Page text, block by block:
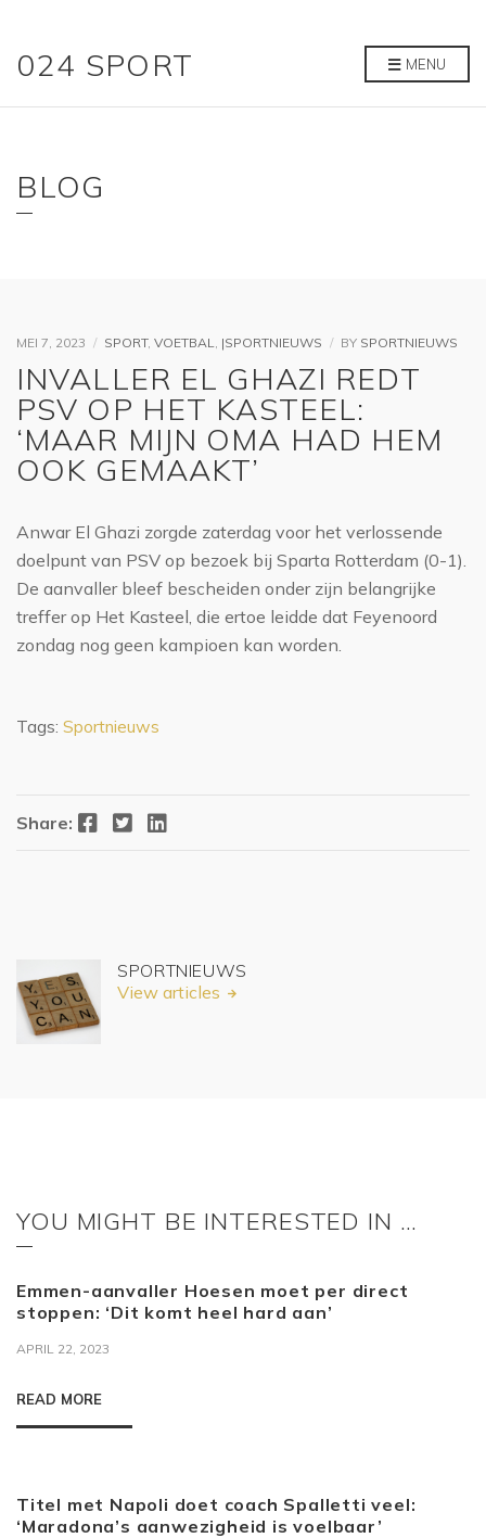
024 SPORT MENU
BLOG
MEI 7, 2023 SPORT, VOETBAL, |SPORTNIEUWS BY SPORTNIEUWS
INVALLER EL GHAZI REDT
PSV OP HET KASTEEL:
‘MAAR MIJN OMA HAD HEM
OOK GEMAAKT’
Anwar El Ghazi zorgde zaterdag voor het verlossende
doelpunt van PSV op bezoek bij Sparta Rotterdam (0-1).
De aanvaller bleef bescheiden onder zijn belangrijke
treffer op Het Kasteel, die ertoe leidde dat Feyenoord
zondag nog geen kampioen kan worden.
Tags: Sportnieuws
Share: Facebook Twitter LinkedIn
SPORTNIEUWS
View articles
YOU MIGHT BE INTERESTED IN …
Emmen-aanvaller Hoesen moet per direct
stoppen: ‘Dit komt heel hard aan’
APRIL 22, 2023
READ MORE
Titel met Napoli doet coach Spalletti veel:
‘Maradona’s aanwezigheid is voelbaar’